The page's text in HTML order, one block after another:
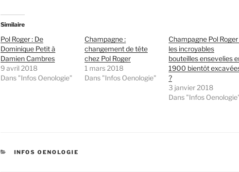
Similaire
Pol Roger : De
Dominique Petit à
Damien Cambres
9 avril 2018
Dans "Infos Oenologie"
Champagne :
changement de tête
chez Pol Roger
1 mars 2018
Dans "Infos Oenologie"
Champagne Pol Roger
les incroyables
bouteilles ensevelies
1900 bientôt
?
3 janvier 2018
Dans "Infos
CATÉGORIES
INFOS OENOLOGIE